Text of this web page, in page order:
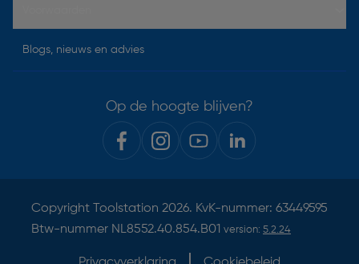
Blogs, nieuws en advies
Op de hoogte blijven?
Copyright Toolstation 2026. KvK-nummer: 63449595
Btw-nummer NL8552.40.854.B01 version: 5.2.24